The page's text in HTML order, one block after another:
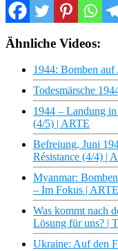
Ähnliche Videos:
1944: Bomben
Todesmärsche
1944 – Landung
(4/5) | ARTE
Befreiung, Juni
Résistance (4/4) |
Myanmar:
– Im Fokus | ARTE
Was kommt nach
Lösung für uns? |
Ukraine: Auf den